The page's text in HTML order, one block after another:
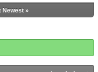
ev}
==
Newest»